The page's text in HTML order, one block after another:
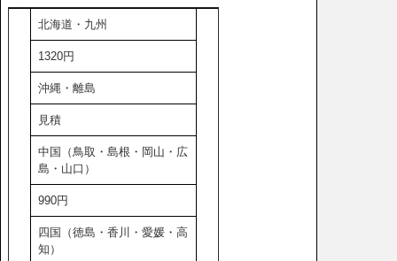
北海道・九州
1320円
沖縄・離島
見積
中国（鳥取・島根・岡山・広
島・山口）
990円
四国（徳島・香川・愛媛・高
知）